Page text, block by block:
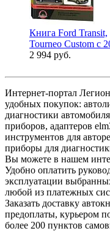
Книга Ford Transit,
Tourneo Custom с
2 994 руб.
Интернет-портал
удобных покупок:
диагностики
приборов, адаптеров
инструментов для
приборы для
Вы можете в нашем
Удобно оплатить
эксплуатации
любой из платежных
Заказать доставку
предоплаты, курьером
более 200 пунктов